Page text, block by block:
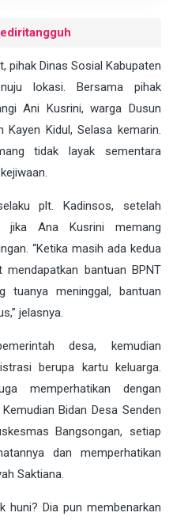
Dinas Sosial Kabupaten
lokasi. Bersama pihak
Ani Kusrini, warga Dusun
Kayen Kidul, Selasa kemarin.
tidak layak sementara
plt. Kadinsos, setelah
jika Ana Kusrini memang
“Ketika masih ada kedua
bantuan BPNT
tuanya meninggal, bantuan
jelasnya.
desa, kemudian
berupa kartu keluarga.
memperhatikan dengan
Bidan Desa Senden
Bangsongan, setiap
dan memperhatikan
Saktiana.
huni? Dia pun membenarkan